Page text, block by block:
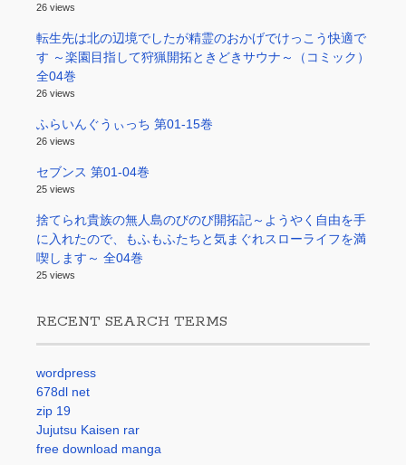
26 views
転生先は北の辺境でしたが精霊のおかげでけっこう快適で
す ～楽園目指して狩猟開拓ときどきサウナ～（コミック）
全04巻
26 views
ふらいんぐうぃっち 第01-15巻
26 views
セブンス 第01-04巻
25 views
捨てられ貴族の無人島のびのび開拓記～ようやく自由を手
に入れたので、もふもふたちと気まぐれスローライフを満
喫します～ 全04巻
25 views
RECENT SEARCH TERMS
wordpress
678dl net
zip 19
Jujutsu Kaisen rar
free download manga